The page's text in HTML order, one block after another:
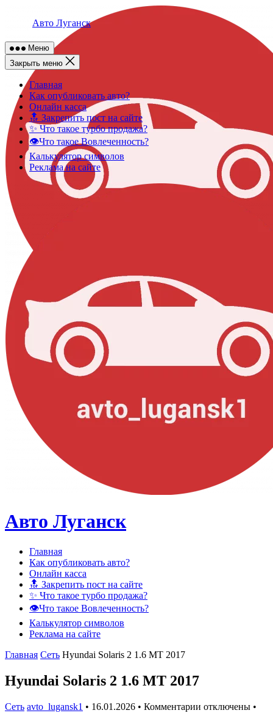
Авто Луганск
Меню
Закрыть меню
Главная
Как опубликовать авто?
Онлайн касса
🔝 Закрепить пост на сайте
✨ Что такое турбо продажа?
👁️Что такое Вовлеченность?
Калькулятор символов
Реклама на сайте
Авто Луганск
Главная
Как опубликовать авто?
Онлайн касса
🔝 Закрепить пост на сайте
✨ Что такое турбо продажа?
👁️Что такое Вовлеченность?
Калькулятор символов
Реклама на сайте
Главная Сеть Hyundai Solaris 2 1.6 MT 2017
Hyundai Solaris 2 1.6 MT 2017
Сеть avto_lugansk1 • 16.01.2026 • Комментарии отключены •